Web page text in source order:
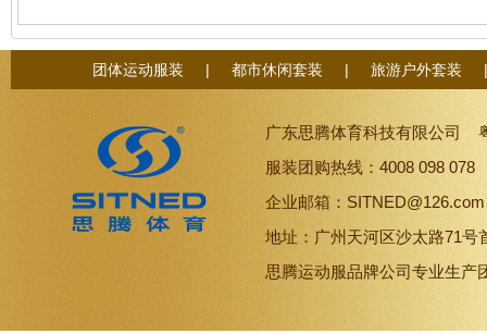
团体运动服装 | 都市休闲套装 | 旅游户外套装
广东思腾体育科技有限公司
服装团购热线：4008 098
企业邮箱：
地址：广州天河区沙太路71号
思腾运动服品牌公司专业生产